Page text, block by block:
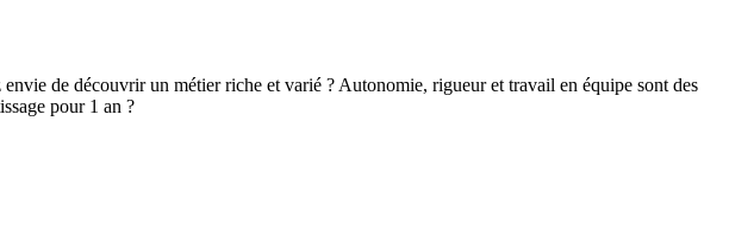
de découvrir un métier riche et varié ? Autonomie, rigueur et travail en équipe sont des
pour 1 an ?